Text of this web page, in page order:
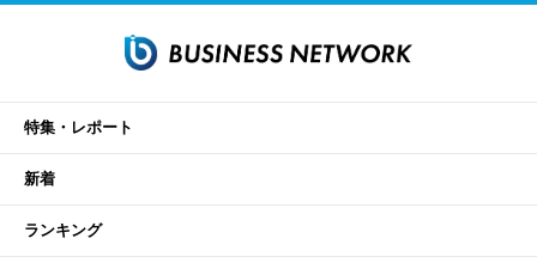
特集・レポート
新着
ランキング